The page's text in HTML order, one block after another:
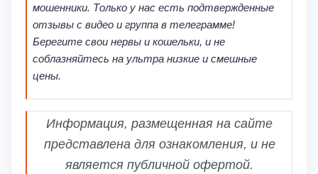
мошенники. Только у нас есть подтвержденные
отзывы с видео и группа в телеграмме!
Берегите свои нервы и кошельки, и не
соблазняйтесь на ультра низкие и смешные
цены.
Информация, размещенная на сайте
представлена для ознакомления, и не
является публичной офертой.